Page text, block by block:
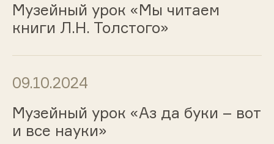
Музейный урок «Мы читаем
книги Л.Н. Толстого»
09.10.2024
Музейный урок «Аз да буки – вот
и все науки»